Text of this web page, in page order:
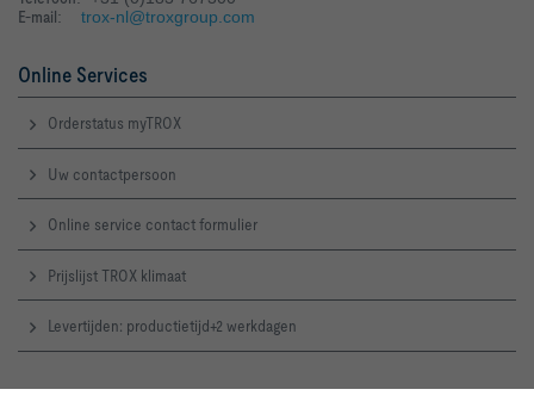
E-mail: trox-nl@troxgroup.com
Online Services
Orderstatus myTROX
Uw contactpersoon
Online service contact formulier
Prijslijst TROX klimaat
Levertijden: productietijd+2 werkdagen